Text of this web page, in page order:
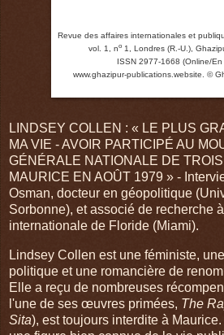
Revue des affaires internationales et
vol. 1, no 1, Londres (R.-U.),
ISSN 2977-1668 (Online/En
www.ghazipur-publications.website. ©
LINDSEY COLLEN : « LE PLUS
MA VIE - AVOIR PARTICIPÉ AU
GÉNÉRALE NATIONALE DE
MAURICE EN AOÛT 1979 » -
Osman, docteur en géopolitique
Sorbonne), et associé de recherche
internationale de Floride (Miami).
Lindsey Collen est une féministe,
politique et une romancière de
Elle a reçu de nombreuses
l'une de ses œuvres primées, The
Sita), est toujours interdite à